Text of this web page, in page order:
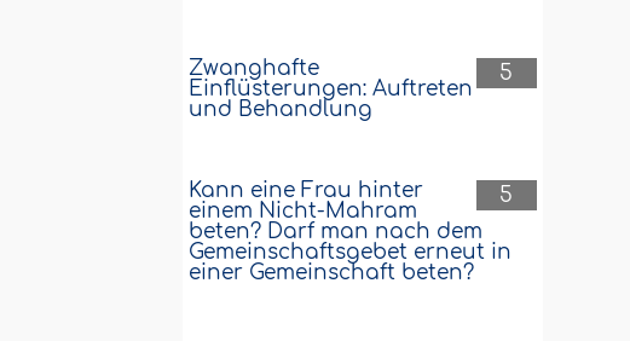
5
Zwanghafte
Einflüsterungen: Auftreten
und Behandlung
5
Kann eine Frau hinter
einem Nicht-Mahram
beten? Darf man nach dem
Gemeinschaftsgebet erneut in
einer Gemeinschaft beten?